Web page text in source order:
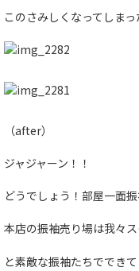
このさみしくなってしま
（after）
ジャジャーン！！
どうでしょう！部屋一面
本店の振袖売り場は我々
と素敵な振袖たちでできて